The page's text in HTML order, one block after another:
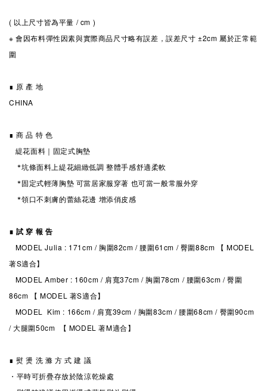
( 以上尺寸皆為平量 / cm )
※ 會因布料彈性因素與實際商品尺寸略有誤差，誤差尺寸 ±2cm 屬於正常範
圍
∎ 原 產 地
CHINA
∎ 商 品 特 色
緹花面料｜固定式胸墊
*坑條面料上緹花細緻低調 整體手感舒適柔軟
*固定式輕薄胸墊 可當居家服穿著 也可當一般常服外穿
*領口不刺膚的蕾絲花邊 增添俏皮感
∎ 試 穿 報 告
MODEL Julia : 171cm / 胸圍82cm / 腰圍61cm / 臀圍88cm 【 MODEL
著S適合】
MODEL Amber : 160cm / 肩寬37cm / 胸圍78cm / 腰圍63cm / 臀圍
86cm 【 MODEL 著S適合】
MODEL Kim : 166cm / 肩寬39cm / 胸圍83cm / 腰圍68cm / 臀圍90cm
/ 大腿圍50cm 【 MODEL 著M適合】
∎ 熨 燙 洗 滌 方 式 建 議
・平時可折疊存放於陰涼乾燥處